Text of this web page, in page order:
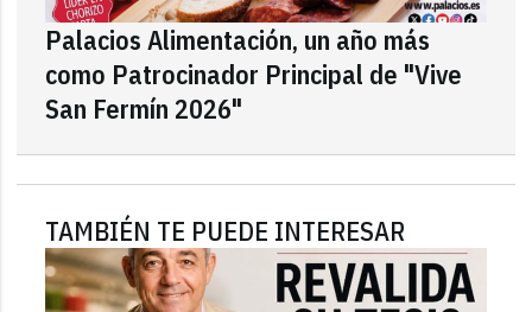
Palacios Alimentación, un año más
como Patrocinador Principal de "Vive
San Fermín 2026"
TAMBIÉN TE PUEDE INTERESAR